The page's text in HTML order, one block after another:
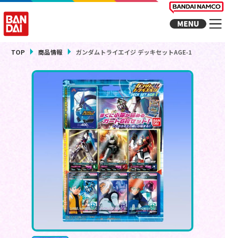
TOP 商品情報 ガンダムトライエイジ デッキセットAGE-1